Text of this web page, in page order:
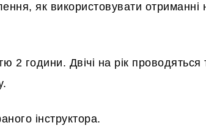
як використовувати отриманні
2 години. Двічі на рік
інструктора.